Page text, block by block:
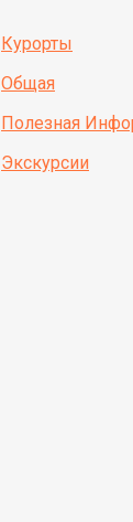
Курорты
Общая
Полезная
Экскурсии